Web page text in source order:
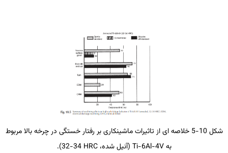
شکل 10-5 خلاصه ­ای از تاثیرات ماشین­کاری بر رفتار خستگی در چرخه بالا مربوط
بهTi-6Al-4V (آنیل­ شده،HRC
34-32).